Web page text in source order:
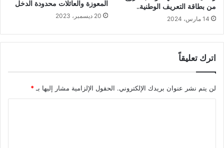
من بطاقة التعريف الوطنية..
14 مارس، 2024
المعوزة والعائلات محدودة الدخل
20 ديسمبر، 2023
اترك تعليقاً
لن يتم نشر عنوان بريدك الإلكتروني. الحقول الإلزامية مشار إليها بـ *